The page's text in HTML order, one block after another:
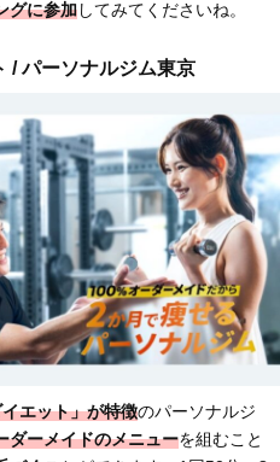
グに参加してみてくださいね。
/ パーソナルジム東京
エット」が特徴のパーソナルジ
ダーメイドのメニューを組むこと